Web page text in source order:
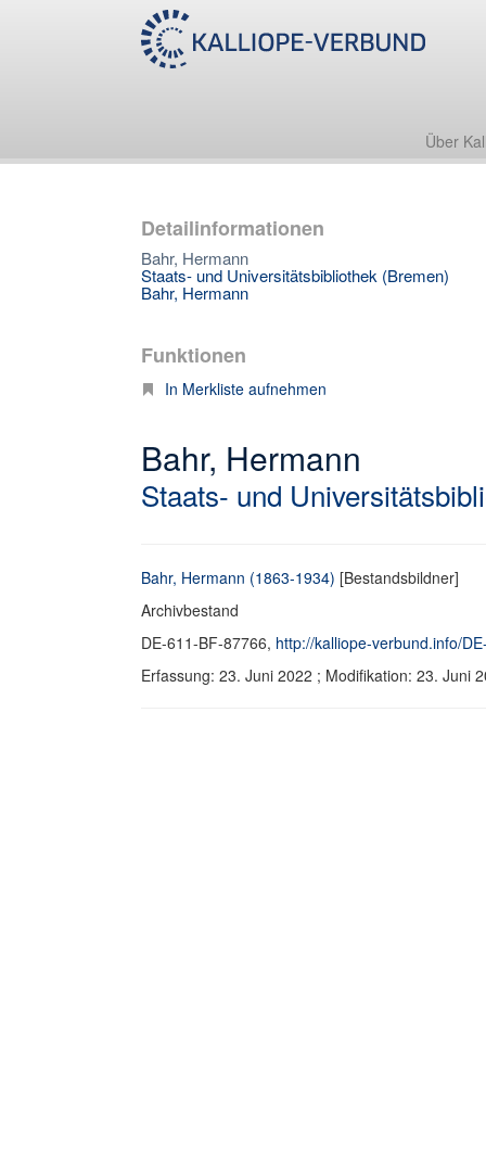
Über
Detailinformationen
Bahr, Hermann
Staats- und Universitätsbibliothek (Bremen)
Bahr, Hermann
Funktionen
In Merkliste aufnehmen
Bahr, Hermann
Staats- und
Bahr, Hermann (1863-1934) [Bestandsbildner]
Archivbestand
DE-611-BF-87766, http://kalliope-verbund.info/
Erfassung: 23. Juni 2022 ; Modifikation: 23. Juni